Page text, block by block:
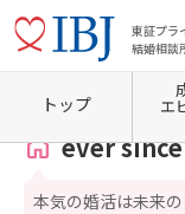
東証プラ
結婚相談
ホーム 東京都の結婚相談所
ever since
本気の婚活は未来
トップ エ